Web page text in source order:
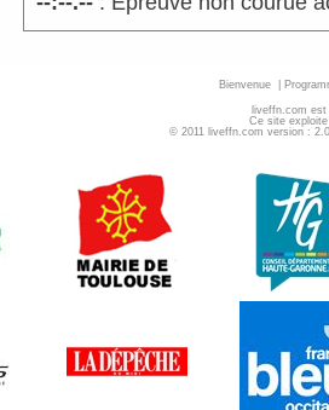
Bienvenue
liveffn.com
Ce site
© 2011 liveffn.com version :